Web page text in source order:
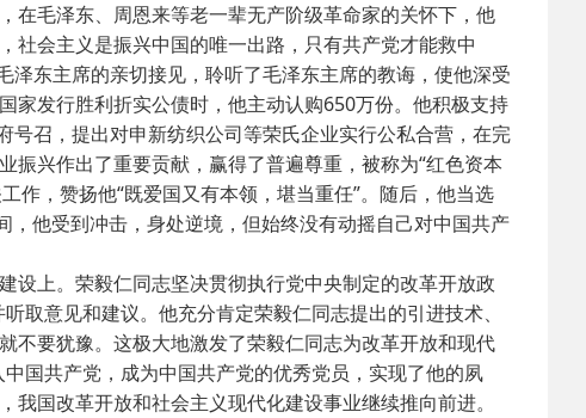
· 中国民主建国会… 2024-03-04
在毛泽东、周恩来等老一辈无产阶级革命家的关怀下，他
社会主义是振兴中国的唯一出路，只有共产党才能救中
东主席的亲切接见，聆听了毛泽东主席的教诲，使他深受
家发行胜利折实公债时，他主动认购650万份。他积极支持
召，提出对申新纺织公司等荣氏企业实行公私合营，在完
兴作出了重要贡献，赢得了普遍尊重，被称为“红色资本
作，赞扬他“既爱国又有本领，堪当重任”。随后，他当选
，他受到冲击，身处逆境，但始终没有动摇自己对中国共产
上。荣毅仁同志坚决贯彻执行党中央制定的改革开放政
取意见和建议。他充分肯定荣毅仁同志提出的引进技术、
不要犹豫。这极大地激发了荣毅仁同志为改革开放和现代
国共产党，成为中国共产党的优秀党员，实现了他的夙
国改革开放和社会主义现代化建设事业继续推向前进。